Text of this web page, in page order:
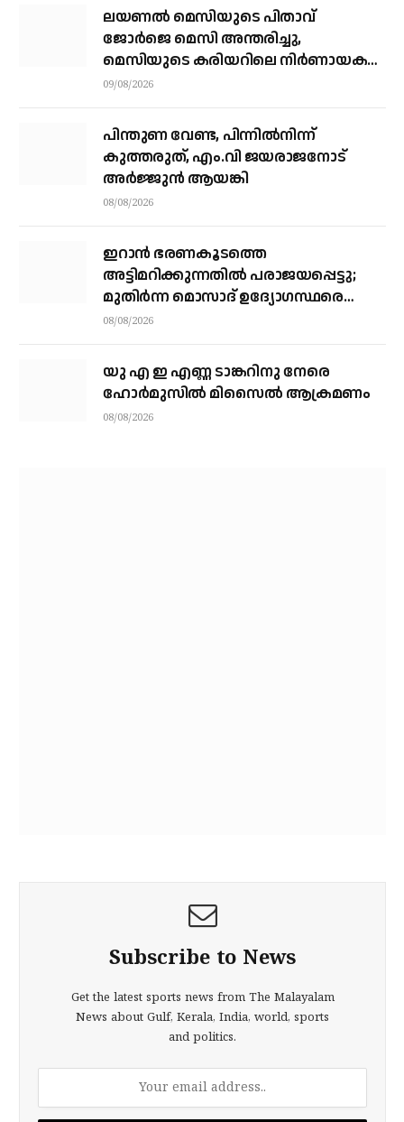
ലയണൽ മെസിയുടെ പിതാവ്
ജോർജെ മെസി അന്തരിച്ചു, ​
മെസിയുടെ കരിയറിലെ നിർണായക
ശക്തി
09/08/2026
പിന്തുണ വേണ്ട, പിന്നിൽനിന്ന്
കുത്തരുത്, എം.വി ജയരാജനോട്
അർജ്ജുൻ ആയങ്കി
08/08/2026
ഇറാന്‍ ഭരണകൂടത്തെ
അട്ടിമറിക്കുന്നതില്‍ പരാജയപ്പെട്ടു;
മുതിര്‍ന്ന മൊസാദ് ഉദ്യോഗസ്ഥരെ
പിരിച്ചുവിട്ടു
08/08/2026
യു എ ഇ എണ്ണ ടാങ്കറിനു നേരെ
ഹോര്‍മുസില്‍ മിസൈല്‍ ആക്രമണം
08/08/2026
Subscribe to News
Get the latest sports news from The Malayalam
News about Gulf, Kerala, India, world, sports
and politics.